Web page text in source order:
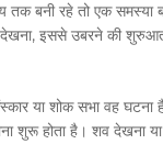
तक बनी रहे तो एक समस्या
इससे उबरने की शुरुआत
या शोक सभा वह
शुरू होता है। शव देखना